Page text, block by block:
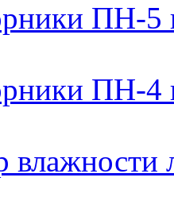
ПН-
ПН-